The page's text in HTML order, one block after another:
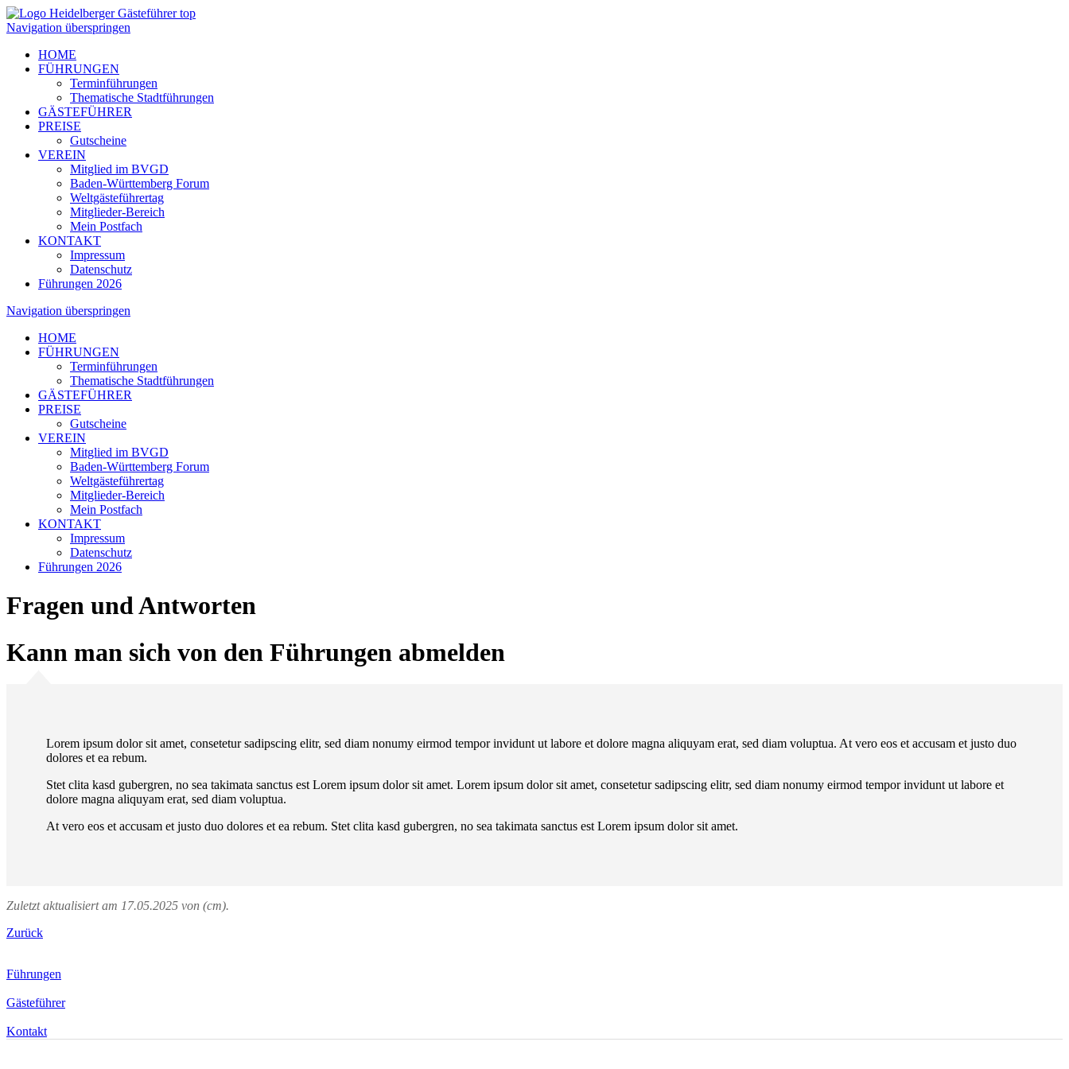
Navigation überspringen
HOME
FÜHRUNGEN
Terminführungen
Thematische Stadtführungen
GÄSTEFÜHRER
PREISE
Gutscheine
VEREIN
Mitglied im BVGD
Baden-Württemberg Forum
Weltgästeführertag
Mitglieder-Bereich
Mein Postfach
KONTAKT
Impressum
Datenschutz
Führungen 2026
Navigation überspringen
HOME
FÜHRUNGEN
Terminführungen
Thematische Stadtführungen
GÄSTEFÜHRER
PREISE
Gutscheine
VEREIN
Mitglied im BVGD
Baden-Württemberg Forum
Weltgästeführertag
Mitglieder-Bereich
Mein Postfach
KONTAKT
Impressum
Datenschutz
Führungen 2026
Fragen und Antworten
Kann man sich von den Führungen abmelden
Lorem ipsum dolor sit amet, consetetur sadipscing elitr, sed diam nonumy eirmod tempor invidunt ut labore et dolore magna aliquyam erat, sed diam voluptua. At vero eos et accusam et justo duo
dolores et ea rebum.
Stet clita kasd gubergren, no sea takimata sanctus est Lorem ipsum dolor sit amet. Lorem ipsum dolor sit amet, consetetur sadipscing elitr, sed diam nonumy eirmod tempor invidunt ut labore et
dolore magna aliquyam erat, sed diam voluptua.
At vero eos et accusam et justo duo dolores et ea rebum. Stet clita kasd gubergren, no sea takimata sanctus est Lorem ipsum dolor sit amet.
Zuletzt aktualisiert am 17.05.2025 von (cm).
Zurück
Führungen
Gästeführer
Kontakt